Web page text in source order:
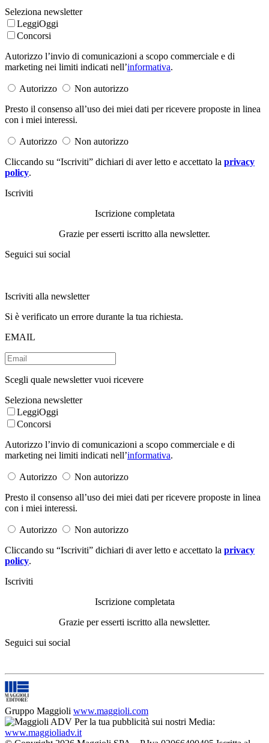
Seleziona newsletter
LeggiOggi
Concorsi
Autorizzo l’invio di comunicazioni a scopo commerciale e di
marketing nei limiti indicati nell’informativa.
Autorizzo
Non autorizzo
Presto il consenso all’uso dei miei dati per ricevere proposte in linea
con i miei interessi.
Autorizzo
Non autorizzo
Cliccando su “Iscriviti” dichiari di aver letto e accettato la privacy
policy.
Iscriviti
Iscrizione completata
Grazie per esserti iscritto alla newsletter.
Seguici sui social
Iscriviti alla newsletter
Si è verificato un errore durante la tua richiesta.
EMAIL
Scegli quale newsletter vuoi ricevere
Seleziona newsletter
LeggiOggi
Concorsi
Autorizzo l’invio di comunicazioni a scopo commerciale e di
marketing nei limiti indicati nell’informativa.
Autorizzo
Non autorizzo
Presto il consenso all’uso dei miei dati per ricevere proposte in linea
con i miei interessi.
Autorizzo
Non autorizzo
Cliccando su “Iscriviti” dichiari di aver letto e accettato la privacy
policy.
Iscriviti
Iscrizione completata
Grazie per esserti iscritto alla newsletter.
Seguici sui social
Gruppo Maggioli www.maggioli.com
Per la tua pubblicità sui nostri Media:
www.maggioliadv.it